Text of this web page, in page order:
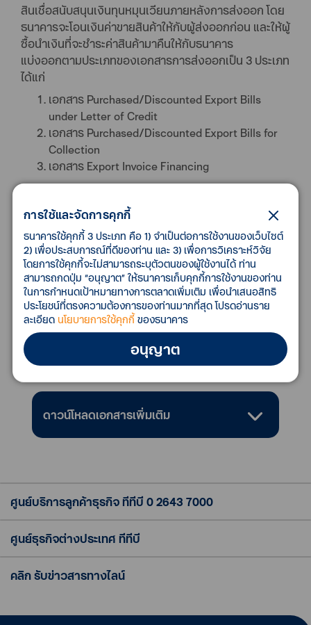
สินเชื่อสนับสนุนเงินทุนหมุนเวียนภายหลังการส่งออก โดย
ธนาคารจะโอนเงินค่าขายสินค้าให้กับผู้ส่งออกก่อน และให้ผู้
ซื้อนำเงินที่จะชำระค่าสินค้ามาคืนให้กับธนาคาร
แบ่งออกตามประเภทของเอกสารการส่งออกเป็น 3 ประเภท
ได้แก่
เอกสาร Purchased/Discounted Export Bills
under Letter of Credit
เอกสาร Purchased/Discounted Export Bills for
Collection
เอกสาร Export Invoice Financing
ประโยชน์ที่ลูกค้าได้รับ
เสริมสภาพคล่องทางการเงินให้กับผู้ส่งออก
โดยไม่ต้องรอการชำระเงินจากผู้ซื้อ ซึ่งธนาคาร
จะเป็นผู้ชำระเงินค่าสินค้าให้กับผู้ส่งออกก่อน
คุณสมบัติของลูกค้า
ดาวน์โหลดเอกสารเพิ่มเติม
การใช้และจัดการคุกกี้
ธนาคารใช้คุกกี้ 3 ประเภท คือ 1) จำเป็นต่อการใช้งานของเว็บไซต์
2) เพื่อประสบการณ์ที่ดีของท่าน และ 3) เพื่อการวิเคราะห์วิจัย
โดยการใช้คุกกี้จะไม่สามารถระบุตัวตนของผู้ใช้งานได้ ท่าน
สามารถกดปุ่ม “อนุญาต” ให้ธนาคารเก็บคุกกี้การใช้งานของท่าน
ในการกำหนดเป้าหมายทางการตลาดเพิ่มเติม เพื่อนำเสนอสิทธิ
ประโยชน์ที่ตรงความต้องการของท่านมากที่สุด โปรดอ่านราย
ละเอียด นโยบายการใช้คุกกี้ ของธนาคาร
อนุญาต
ศูนย์บริการลูกค้าธุรกิจ ทีทีบี 0 2643 7000
ศูนย์ธุรกิจต่างประเทศ ทีทีบี
คลิก รับข่าวสารทางไลน์